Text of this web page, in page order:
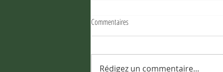
Commentaires
Rédigez un commentaire...